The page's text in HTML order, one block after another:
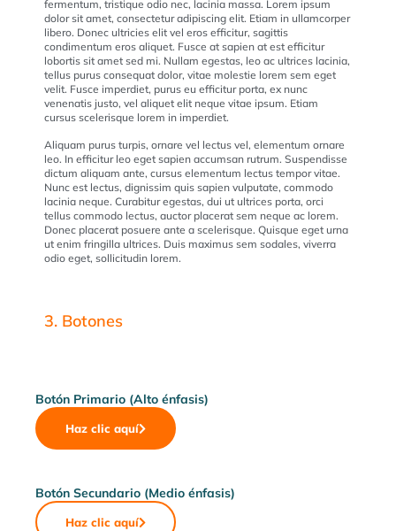
fermentum, tristique odio nec, lacinia massa. Lorem ipsum
dolor sit amet, consectetur adipiscing elit. Etiam in ullamcorper
libero. Donec ultricies elit vel eros efficitur, sagittis
condimentum eros aliquet. Fusce at sapien at est efficitur
lobortis sit amet sed mi. Nullam egestas, leo ac ultrices lacinia,
tellus purus consequat dolor, vitae molestie lorem sem eget
velit. Fusce imperdiet, purus eu efficitur porta, ex nunc
venenatis justo, vel aliquet elit neque vitae ipsum. Etiam
cursus scelerisque lorem in imperdiet.
Aliquam purus turpis, ornare vel lectus vel, elementum ornare
leo. In efficitur leo eget sapien accumsan rutrum. Suspendisse
dictum aliquam ante, cursus elementum lectus tempor vitae.
Nunc est lectus, dignissim quis sapien vulputate, commodo
lacinia neque. Curabitur egestas, dui ut ultrices porta, orci
tellus commodo lectus, auctor placerat sem neque ac lorem.
Donec placerat posuere ante a scelerisque. Quisque eget urna
ut enim fringilla ultrices. Duis maximus sem sodales, viverra
odio eget, sollicitudin lorem.
3. Botones
Botón Primario (Alto énfasis)
Haz clic aquí
Botón Secundario (Medio énfasis)
Haz clic aquí